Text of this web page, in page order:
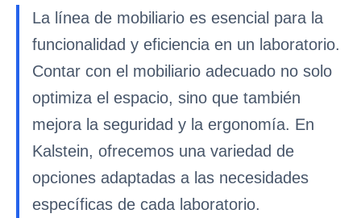
La línea de mobiliario es esencial para la
funcionalidad y eficiencia en un laboratorio.
Contar con el mobiliario adecuado no solo
optimiza el espacio, sino que también
mejora la seguridad y la ergonomía. En
Kalstein, ofrecemos una variedad de
opciones adaptadas a las necesidades
específicas de cada laboratorio.